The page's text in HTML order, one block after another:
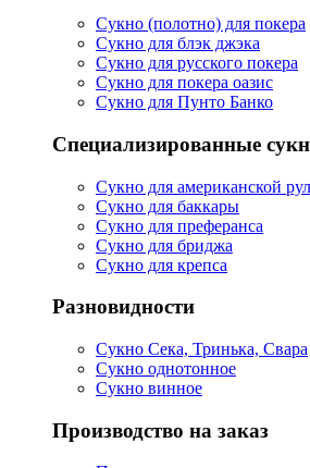
Сукно (полотно) для покера
Сукно для блэк джэка
Сукно для русского покера
Сукно для покера оазис
Сукно для Пунто Банко
Специализированные
Сукно для американской
Сукно для баккары
Сукно для преферанса
Сукно для бриджа
Сукно для крепса
Разновидности
Сукно Сека, Тринька, Свара
Сукно однотонное
Сукно винное
Производство на заказ